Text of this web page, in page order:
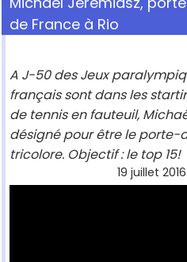
de France à Rio
A J-50 des Jeux
français sont dans les
de tennis en fauteuil,
désigné pour être le
tricolore. Objectif : le top 15!
19 juillet 2016